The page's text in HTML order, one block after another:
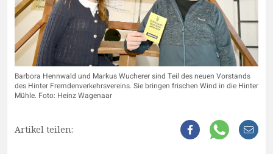
Barbora Hennwald und Markus Wucherer sind Teil des neuen Vorstands
des Hinter Fremdenverkehrsvereins. Sie bringen frischen Wind in die Hinter
Mühle. Foto: Heinz Wagenaar
Artikel teilen: